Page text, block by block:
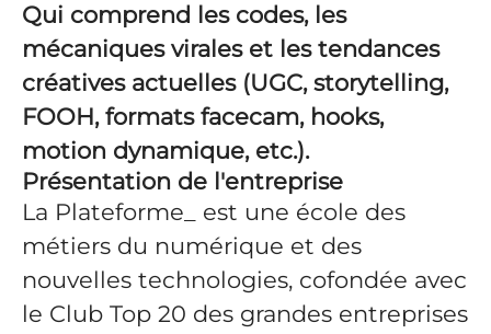
Qui comprend les codes, les
mécaniques virales et les tendances
créatives actuelles (UGC, storytelling,
FOOH, formats facecam, hooks,
motion dynamique, etc.).
Présentation de l'entreprise
La Plateforme_ est une école des
métiers du numérique et des
nouvelles technologies, cofondée avec
le Club Top 20 des grandes entreprises